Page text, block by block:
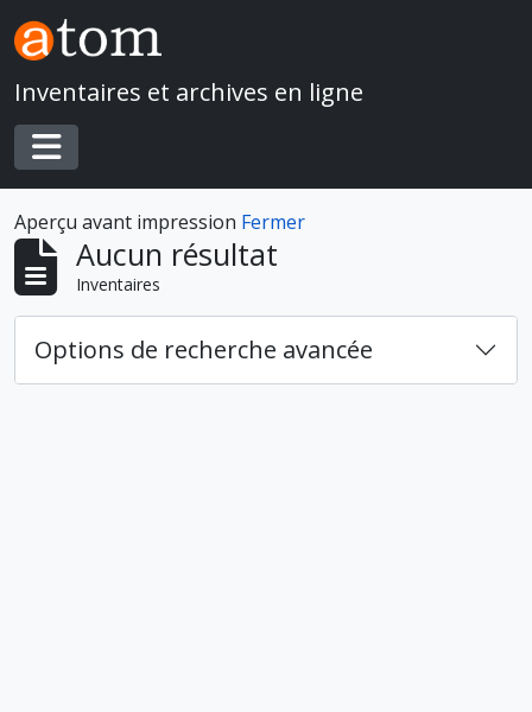
Skip to main content
Inventaires et archives en ligne
Toggle navigation
Aperçu avant impression Fermer
Aucun résultat
Inventaires
Options de recherche avancée